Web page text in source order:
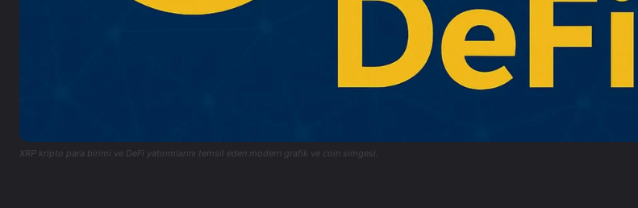
XRP kripto para birimi ve DeFi yatırımlarını temsil eden modern grafik ve coin simgesi.